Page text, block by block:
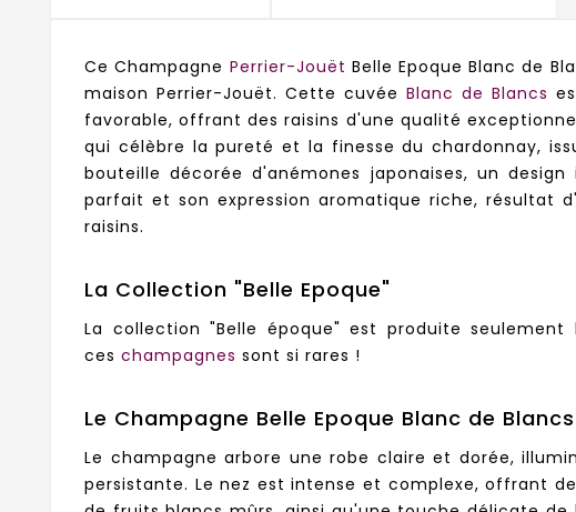
Ce Champagne Perrier-Jouët Belle Epoque Blanc de
maison Perrier-Jouët.Cette cuvéeBlanc de Blancs
favorable, offrant des raisins d'une qualité
qui célèbre la pureté et la finesse du chardonnay,
bouteille décorée d'anémones japonaises, un
parfait et son expression aromatique riche, résultat
raisins.
La Collection "Belle Epoque"
La collection "Belle époque" est produite
ces champagnes sont si rares !
Le Champagne Belle Epoque Blanc de
Le champagne arbore une robe claire et dorée,
persistante. Le nez est intense et complexe, offrant